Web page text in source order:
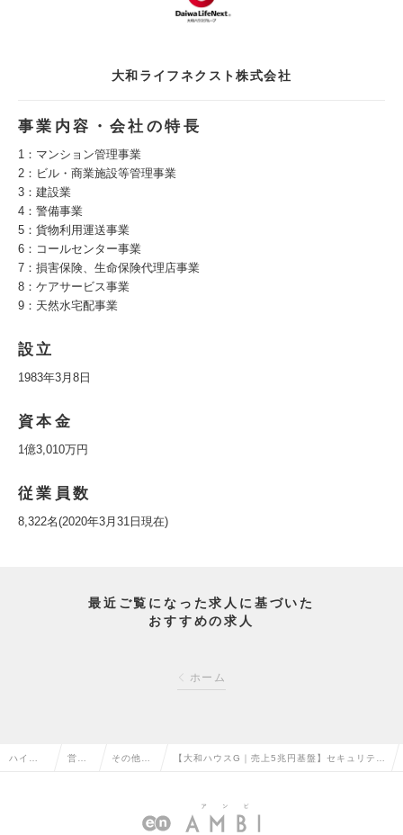
大和ライフネクスト株式会社
事業内容・会社の特長
1：マンション管理事業
2：ビル・商業施設等管理事業
3：建設業
4：警備事業
5：貨物利用運送事業
6：コールセンター事業
7：損害保険、生命保険代理店事業
8：ケアサービス事業
9：天然水宅配事業
設立
1983年3月8日
資本金
1億3,010万円
従業員数
8,322名(2020年3月31日現在)
最近ご覧になった求人に基づいた
おすすめの求人
ホーム
ハイク 営業 その他、 【大和ハウスG｜売上5兆円基盤】セキュリティ
23日の求人情報